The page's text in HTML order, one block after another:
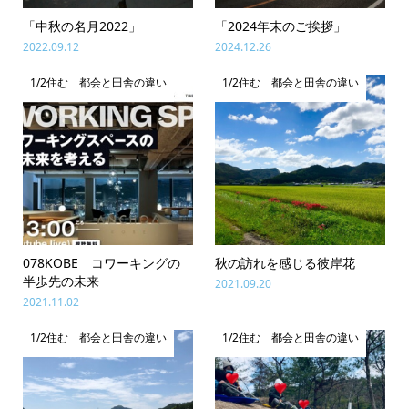
「中秋の名月2022」
2022.09.12
「2024年末のご挨拶」
2024.12.26
1/2住む 都会と田舎の違い
078KOBE コワーキングの
半歩先の未来
2021.11.02
1/2住む 都会と田舎の違い
秋の訪れを感じる彼岸花
2021.09.20
1/2住む 都会と田舎の違い 1/2住む 都会と田舎の違い